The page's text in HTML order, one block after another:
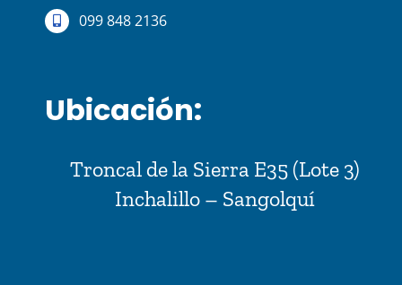
099 848 2136
Ubicación:
Troncal de la Sierra E35 (Lote 3)
Inchalillo – Sangolquí